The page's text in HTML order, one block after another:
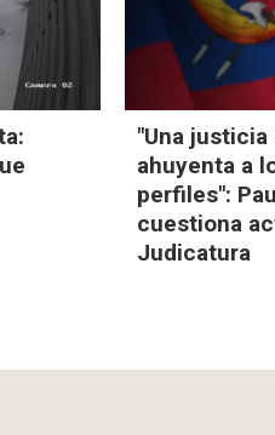
"Una
ahuyenta a
perfiles":
cuestiona
Judicatura